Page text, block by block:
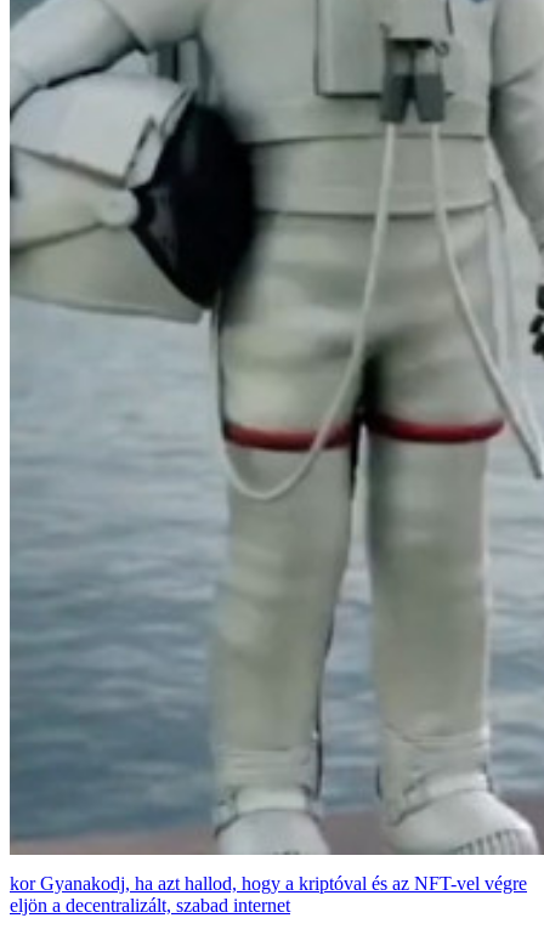
Gyanakodj, ha azt hallod, hogy a kriptóval és az NFT-vel végre
eljön a decentralizált, szabad internet